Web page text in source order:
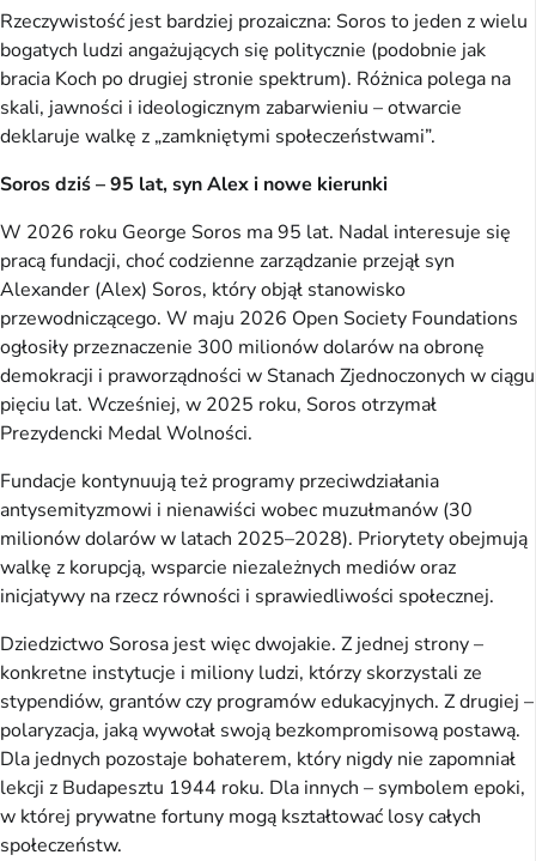
Rzeczywistość jest bardziej prozaiczna: Soros to jeden z wielu
bogatych ludzi angażujących się politycznie (podobnie jak
bracia Koch po drugiej stronie spektrum). Różnica polega na
skali, jawności i ideologicznym zabarwieniu – otwarcie
deklaruje walkę z „zamkniętymi społeczeństwami”.
Soros dziś – 95 lat, syn Alex i nowe kierunki
W 2026 roku George Soros ma 95 lat. Nadal interesuje się
pracą fundacji, choć codzienne zarządzanie przejął syn
Alexander (Alex) Soros, który objął stanowisko
przewodniczącego. W maju 2026 Open Society Foundations
ogłosiły przeznaczenie 300 milionów dolarów na obronę
demokracji i praworządności w Stanach Zjednoczonych w ciągu
pięciu lat. Wcześniej, w 2025 roku, Soros otrzymał
Prezydencki Medal Wolności.
Fundacje kontynuują też programy przeciwdziałania
antysemityzmowi i nienawiści wobec muzułmanów (30
milionów dolarów w latach 2025–2028). Priorytety obejmują
walkę z korupcją, wsparcie niezależnych mediów oraz
inicjatywy na rzecz równości i sprawiedliwości społecznej.
Dziedzictwo Sorosa jest więc dwojakie. Z jednej strony –
konkretne instytucje i miliony ludzi, którzy skorzystali ze
stypendiów, grantów czy programów edukacyjnych. Z drugiej –
polaryzacja, jaką wywołał swoją bezkompromisową postawą.
Dla jednych pozostaje bohaterem, który nigdy nie zapomniał
lekcji z Budapesztu 1944 roku. Dla innych – symbolem epoki,
w której prywatne fortuny mogą kształtować losy całych
społeczeństw.